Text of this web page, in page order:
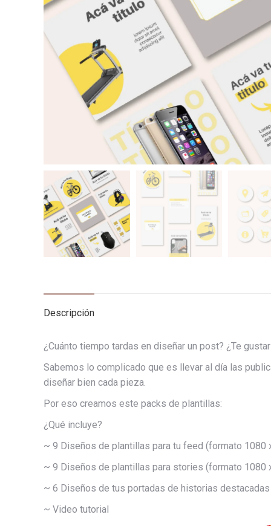
Descripción
¿Cuánto tiempo tardas en diseñar un post? ¿Te
Sabemos lo complicado que es llevar al día las
diseñar bien cada pieza.
Por eso creamos este packs de plantillas:
¿Qué incluye?
~ 9 Diseños de plantillas para tu feed (formato 1080
~ 9 Diseños de plantillas para stories (formato 1080
~ 6 Diseños de tus portadas de historias destacadas
~ Video tutorial